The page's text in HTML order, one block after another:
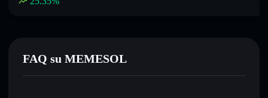
FAQ su MEMESOL